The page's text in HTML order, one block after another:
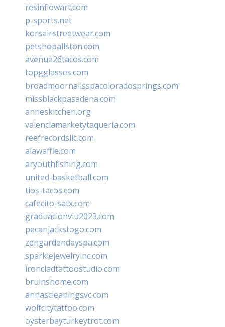
resinflowart.com
p-sports.net
korsairstreetwear.com
petshopallston.com
avenue26tacos.com
topgglasses.com
broadmoornailsspacoloradosprings.com
missblackpasadena.com
anneskitchen.org
valenciamarketytaqueria.com
reefrecordsllc.com
alawaffle.com
aryouthfishing.com
united-basketball.com
tios-tacos.com
cafecito-satx.com
graduacionviu2023.com
pecanjackstogo.com
zengardendayspa.com
sparklejewelryinc.com
ironcladtattoostudio.com
bruinshome.com
annascleaningsvc.com
wolfcitytattoo.com
oysterbayturkeytrot.com